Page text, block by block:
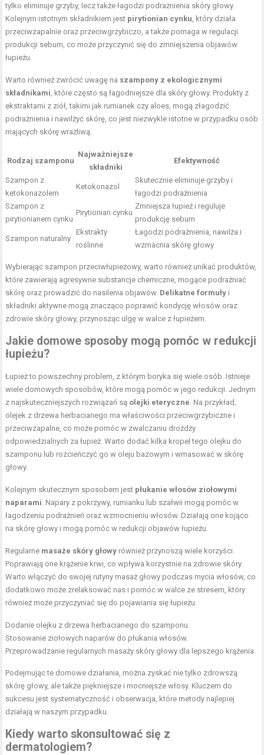
tylko eliminuje grzyby, lecz także łagodzi podrażnienia skóry głowy.
Kolejnym istotnym składnikiem jest pirytionian cynku , który działa
przeciwzapalnie oraz przeciwgrzybiczo, a także pomaga w regulacji
produkcji sebum, co może przyczynić się do zmniejszenia objawów
łupieżu.
Warto również zwrócić uwagę na szampony z ekologicznymi
składnikami , które często są łagodniejsze dla skóry głowy. Produkty z
ekstraktami z ziół, takimi jak rumianek czy aloes, mogą złagodzić
podrażnienia i nawilżyć skórę, co jest niezwykle istotne w przypadku osób
mających skórę wrażliwą.
Rodzaj szamponu
Najważniejsze
składniki
Efektywność
Szampon z
ketokonazolem
Ketokonazol
Skutecznie eliminuje grzyby i
łagodzi podrażnienia
Szampon z
pirytionianem cynku
Pirytionian cynku
Zmniejsza łupież i reguluje
produkcję sebum
Szampon naturalny
Ekstrakty
roślinne
Łagodzi podrażnienia, nawilża i
wzmacnia skórę głowy
Wybierając szampon przeciwłupieżowy, warto również unikać produktów,
które zawierają agresywne substancje chemiczne, mogące podrażniać
skórę oraz prowadzić do nasilenia objawów. Delikatne formuły i
składniki aktywne mogą znacząco poprawić kondycję włosów oraz
zdrowie skóry głowy, przynosząc ulgę w walce z łupieżem.
Jakie domowe sposoby mogą pomóc w redukcji
łupieżu?
Łupież to powszechny problem, z którym boryka się wiele osób. Istnieje
wiele domowych sposobów, które mogą pomóc w jego redukcji. Jednym
z najskuteczniejszych rozwiązań są olejki eteryczne . Na przykład,
olejek z drzewa herbacianego ma właściwości przeciwgrzybiczne i
przeciwzapalne, co może pomóc w zwalczaniu drożdży
odpowiedzialnych za łupież. Warto dodać kilka kropel tego olejku do
szamponu lub rozcieńczyć go w oleju bazowym i wmasować w skórę
głowy.
Kolejnym skutecznym sposobem jest płukanie włosów ziołowymi
naparami . Napary z pokrzywy, rumianku lub szałwii mogą pomóc w
łagodzeniu podrażnień oraz wzmocnieniu włosów. Działają one kojąco
na skórę głowy i mogą pomóc w redukcji objawów łupieżu.
Regularne masaże skóry głowy również przynoszą wiele korzyści.
Poprawiają one krążenie krwi, co wpływa korzystnie na zdrowie skóry.
Warto włączyć do swojej rutyny masaż głowy podczas mycia włosów, co
dodatkowo może zrelaksować nas i pomóc w walce ze stresem, który
również może przyczyniać się do pojawiania się łupieżu.
Dodanie olejku z drzewa herbacianego do szamponu.
Stosowanie ziołowych naparów do płukania włosów.
Przeprowadzanie regularnych masaży skóry głowy dla lepszego krążenia.
Podejmując te domowe działania, można zyskać nie tylko zdrowszą
skórę głowy, ale także piękniejsze i mocniejsze włosy. Kluczem do
sukcesu jest systematyczność i obserwacja, które metody najlepiej
działają w naszym przypadku.
Kiedy warto skonsultować się z
dermatologiem?